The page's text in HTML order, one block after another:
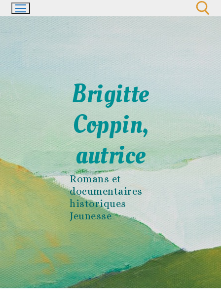
Aller
au
Brigitte
Coppin,
autrice
Romans et
documentaires
historiques
Jeunesse